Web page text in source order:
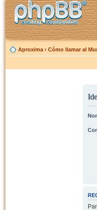
Aproxima ‹ Cómo llamar al